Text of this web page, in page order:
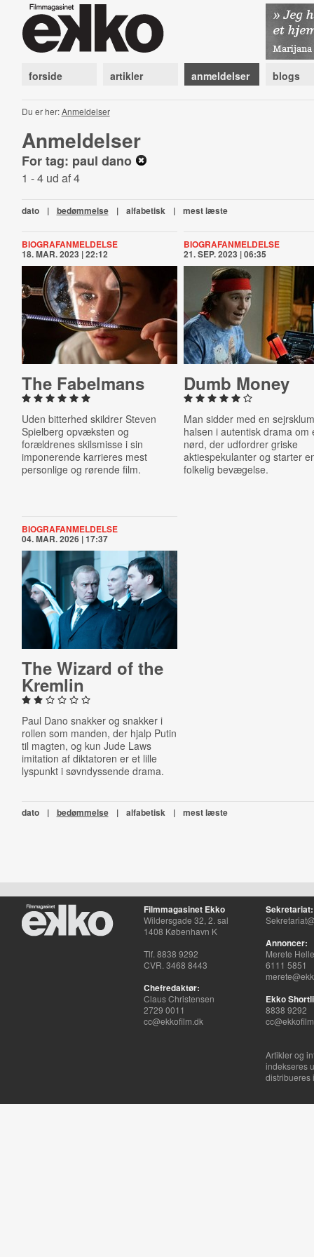
forside artikler anmeldelser blogs
Du er her:Anmeldelser
Anmeldelser
For tag: paul dano
1 - 4 ud af 4
dato | bedømmelse | alfabetisk | mest læste
BIOGRAFANMELDELSE
18. MAR. 2023 | 22:12
The Fabelmans
Uden bitterhed skildrer Steven
Spielberg opvæksten og
forældrenes skilsmisse i sin
imponerende karrieres mest
personlige og rørende film.
BIOGRAFANMELDELSE
21. SEP. 2023 | 06:35
Dumb Money
Man sidder med en
halsen i autentisk drama om
nørd, der udfordrer griske
aktiespekulanter og starter
folkelig bevægelse.
BIOGRAFANMELDELSE
04. MAR. 2026 | 17:37
The Wizard of the
Kremlin
Paul Dano snakker og snakker i
rollen som manden, der hjalp Putin
til magten, og kun Jude Laws
imitation af diktatoren er et lille
lyspunkt i søvndyssende drama.
dato | bedømmelse | alfabetisk | mest læste
Filmmagasinet Ekko
Wildersgade 32, 2. sal
1408 København K
Tlf. 8838 9292
CVR. 3468 8443
Chefredaktør:
Claus Christensen
2729 0011
cc@ekkofilm.dk
Sekretariat:
Annoncer:
Merete
6111 5851
Ekko
8838 9292
Artikler og
indekseres
distribueres